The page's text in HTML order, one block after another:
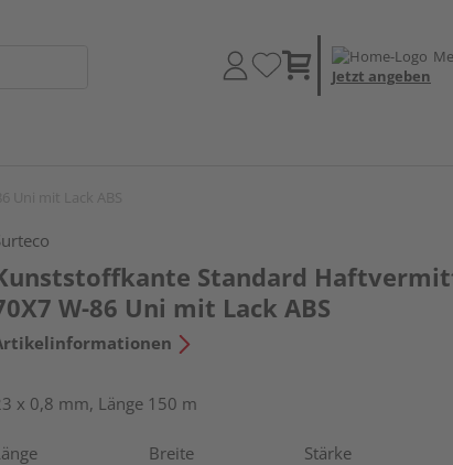
Jetzt angeben
Standard
W-86 Uni mit Lack ABS
x 0,8 mm, Länge 150 m
Breite Stärke